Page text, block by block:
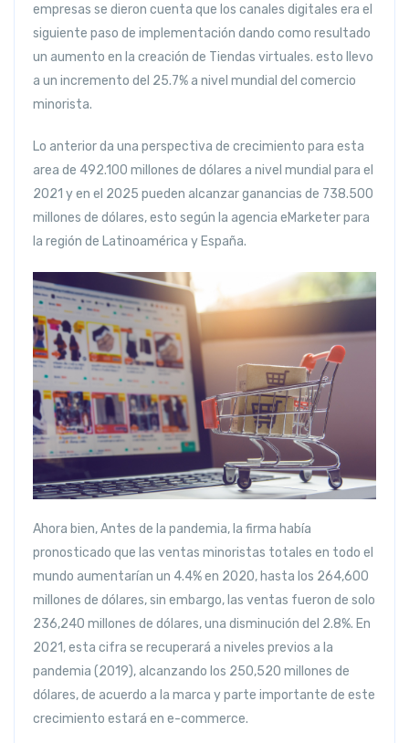
empresas se dieron cuenta que los canales digitales era el
siguiente paso de implementación dando como resultado
un aumento en la creación de Tiendas virtuales. esto llevo
a un incremento del 25.7% a nivel mundial del comercio
minorista.
Lo anterior da una perspectiva de crecimiento para esta
area de 492.100 millones de dólares a nivel mundial para el
2021 y en el 2025 pueden alcanzar ganancias de 738.500
millones de dólares, esto según la agencia eMarketer para
la región de Latinoamérica y España.
Ahora bien, Antes de la pandemia, la firma había
pronosticado que las ventas minoristas totales en todo el
mundo aumentarían un 4.4% en 2020, hasta los 264,600
millones de dólares, sin embargo, las ventas fueron de solo
236,240 millones de dólares, una disminución del 2.8%. En
2021, esta cifra se recuperará a niveles previos a la
pandemia (2019), alcanzando los 250,520 millones de
dólares, de acuerdo a la marca y parte importante de este
crecimiento estará en e-commerce.